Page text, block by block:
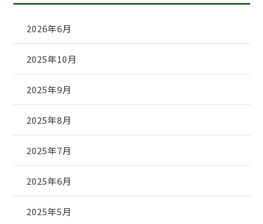
2026年6月
2025年10月
2025年9月
2025年8月
2025年7月
2025年6月
2025年5月